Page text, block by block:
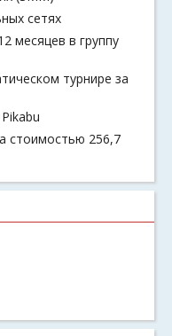
сетях
месяцев в группу
турнире за
стоимостью 256,7